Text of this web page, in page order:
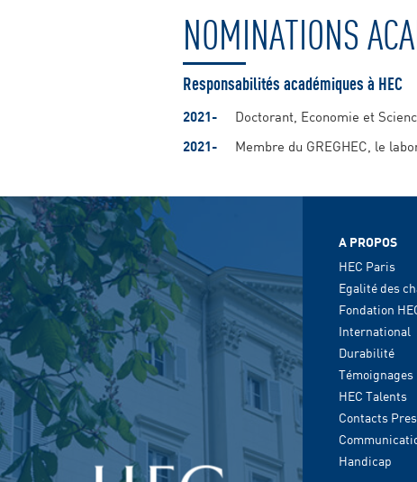
NOMINATIONS
Responsabilités académiques à HEC
2021- Doctorant, Economie et
2021- Membre du GREGHEC, le
A PROPOS
HEC Paris
Egalité des
Fondation
International
Durabilité
Témoignages
HEC Talents
Contacts
Handicap